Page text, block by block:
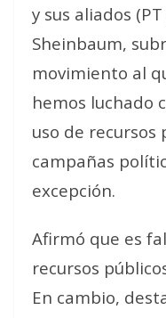
y sus aliados
Sheinbaum,
movimiento al
hemos luchado
uso de recursos
campañas
excepción.
Afirmó que es
recursos
En cambio,